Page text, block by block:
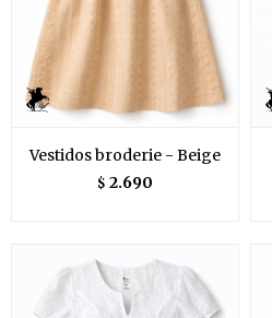
Vestidos broderie - Beige
$ 2.690